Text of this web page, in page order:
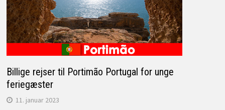
Billige rejser til Portimão Portugal for unge
feriegæster
11. januar 2023